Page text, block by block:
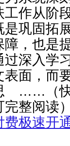
作从阶
巩固拓
，也是
过深入学
面，而
……（快
完整阅
费极速开